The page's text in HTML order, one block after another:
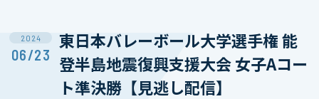
2024
06/23
東日本バレーボール大学選手権 能
登半島地震復興支援大会 女子Aコー
ト準決勝【見逃し配信】